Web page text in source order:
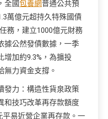
全國包養網普通公共預
萬億元超持久特殊國債
務，建立1000億元財務
據公然發債數據，一季
增加約9.3%，為擴投
無力資金支撐。
發力：構造性貨泉政策
和技巧改革再存款額度
平易近營企業再存款。一